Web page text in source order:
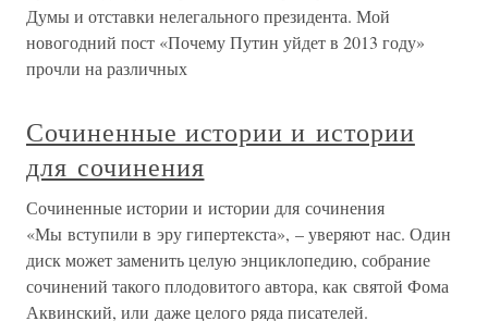
Думы и отставки нелегального президента. Мой
новогодний пост «Почему Путин уйдет в 2013 году»
прочли на различных
Сочиненные истории и истории
для сочинения
Сочиненные истории и истории для сочинения
«Мы вступили в эру гипертекста», – уверяют нас. Один
диск может заменить целую энциклопедию, собрание
сочинений такого плодовитого автора, как святой Фома
Аквинский, или даже целого ряда писателей.